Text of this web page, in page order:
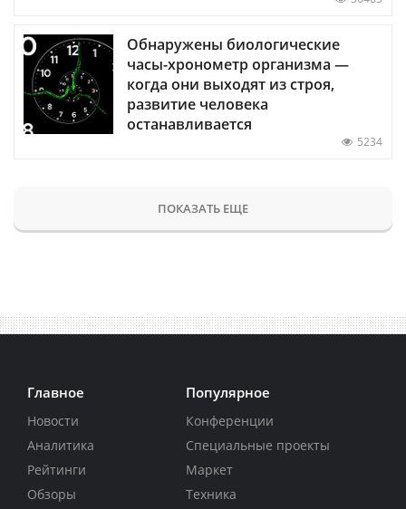
Обнаружены биологические
часы-хронометр организма —
когда они выходят из строя,
развитие человека
останавливается
5234
ПОКАЗАТЬ ЕЩЕ
Главное
Новости
Аналитика
Рейтинги
Обзоры
Популярное
Конференции
Специальные проекты
Маркет
Техника